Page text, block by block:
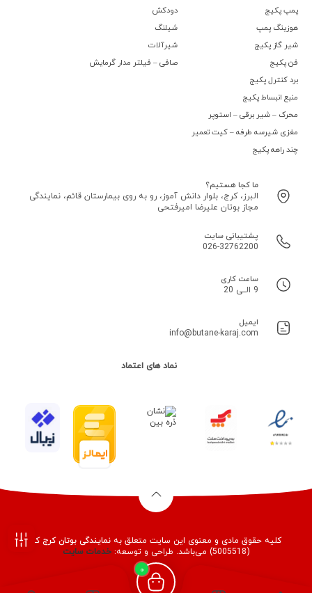
0
پمپ پکیج
هوزینگ پمپ
شیر گاز پکیج
فن پکیج
برد کنترل پکیج
منبع انبساط پکیج
محرک – شیر برقی – استوپر
مغزی شیرسه طرفه – کیت تعمیر
چند راهه پکیج
دودکش
شیلنگ
شیرآلات
صافی – فیلتر مدار گرمایش
ما کجا هستیم؟
البرز، کرج، بلوار دانش آموز، رو به روی بیمارستان قائم، نمایندگی
مجاز بوتان علیرضا امیرفتحی
پشتیبانی سایت
026-32762200
ساعت کاری
9 الــی 20
ایمیل
info@butane-karaj.com
نماد های اعتماد
کلیه حقوق مادی و معنوی این سایت متعلق به نمایندگی بوتان کرجکد
(5005518) می‌باشد. طراحی و توسعه:
خدماتسایت